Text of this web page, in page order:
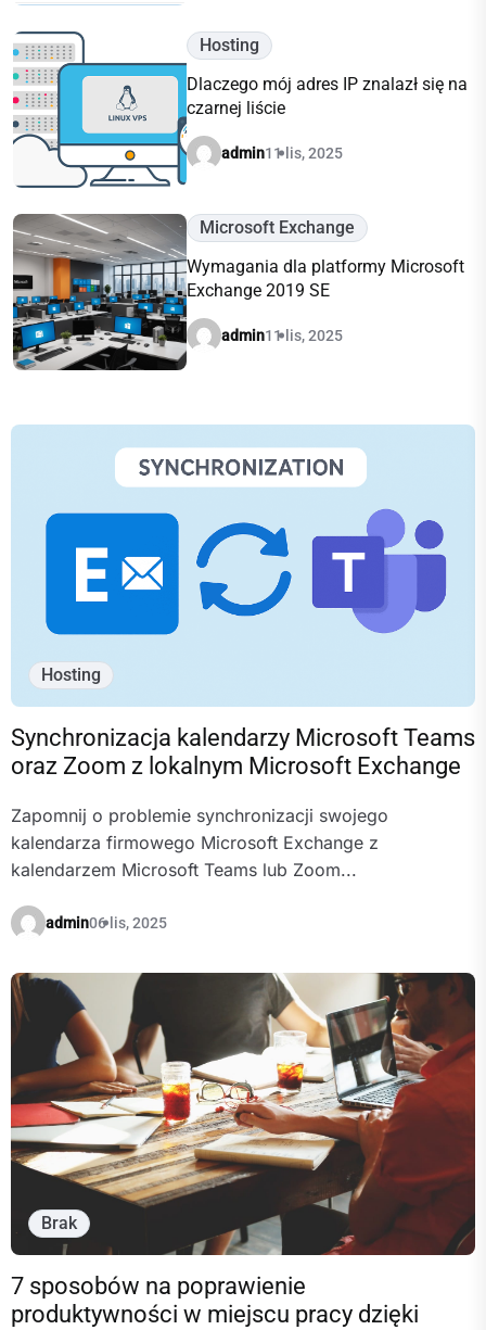
Hosting
Dlaczego mój adres IP znalazł się na
czarnej liście
admin11 lis, 2025
Microsoft Exchange
Wymagania dla platformy Microsoft
Exchange 2019 SE
admin11 lis, 2025
Hosting
Synchronizacja kalendarzy Microsoft Teams
oraz Zoom z lokalnym Microsoft Exchange
Zapomnij o problemie synchronizacji swojego
kalendarza firmowego Microsoft Exchange z
kalendarzem Microsoft Teams lub Zoom...
admin06 lis, 2025
Brak
7 sposobów na poprawienie
produktywności w miejscu pracy dzięki